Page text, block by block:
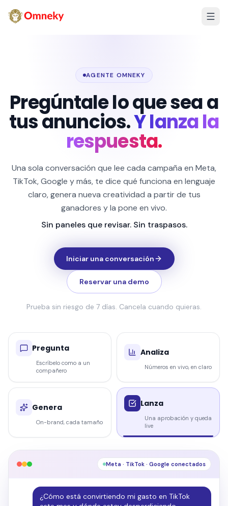
AGENTE OMNEKY
Pregúntale lo que sea a
tus anuncios.Y lanza la
respuesta.
Una sola conversación que lee cada campaña en Meta,
TikTok, Google y más, te dice qué funciona en lenguaje
claro, genera nueva creatividad a partir de tus
ganadores y la pone en vivo.
Sin paneles que revisar. Sin traspasos.
Iniciar una conversación
Reservar una demo
Prueba sin riesgo de 7 días. Cancela cuando quieras.
Pregunta
Escríbelo como a un
compañero
Analiza
Números en vivo, en claro
Genera
On-brand, cada tamaño
Lanza
Una aprobación y queda
live
Meta · TikTok · Google conectados
¿Cómo está convirtiendo mi gasto en TikTok